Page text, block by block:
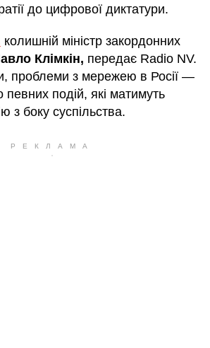
до цифрової диктатури.
колишній міністр закордонних
Клімкін, передає Radio NV.
проблеми з мережею в Росії —
певних подій, які матимуть
з боку суспільства.